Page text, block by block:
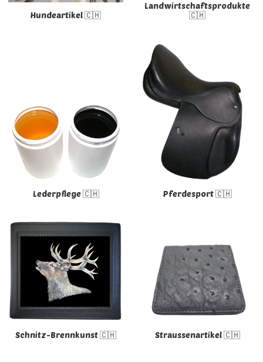
Hundeartikel 🇨🇭
Landwirtschaftsprodukte
🇨🇭
Lederpflege 🇨🇭 Pferdesport 🇨🇭
Schnitz-Brennkunst 🇨🇭 Straussenartikel 🇨🇭